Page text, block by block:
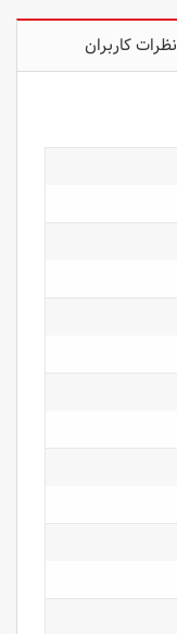
نظرات کاربران